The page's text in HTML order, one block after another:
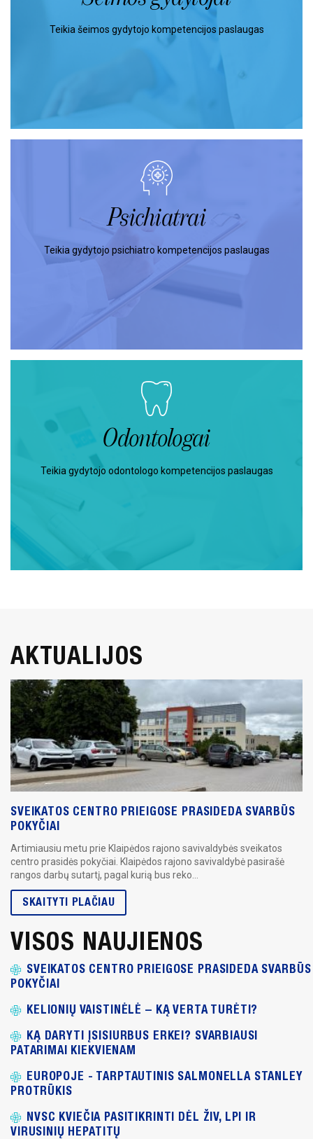
Teikia šeimos gydytojo kompetencijos paslaugas
Psichiatrai
Teikia gydytojo psichiatro kompetencijos paslaugas
Odontologai
Teikia gydytojo odontologo kompetencijos paslaugas
AKTUALIJOS
SVEIKATOS CENTRO PRIEIGOSE PRASIDEDA SVARBŪS
POKYČIAI
Artimiausiu metu prie Klaipėdos rajono savivaldybės sveikatos
centro prasidės pokyčiai. Klaipėdos rajono savivaldybė pasirašė
rangos darbų sutartį, pagal kurią bus reko...
SKAITYTI PLAČIAU
VISOS NAUJIENOS
SVEIKATOS CENTRO PRIEIGOSE PRASIDEDA SVARBŪS
POKYČIAI
KELIONIŲ VAISTINĖLĖ – KĄ VERTA TURĖTI?
KĄ DARYTI ĮSISIURBUS ERKEI? SVARBIAUSI
PATARIMAI KIEKVIENAM
EUROPOJE - TARPTAUTINIS SALMONELLA STANLEY
PROTRŪKIS
NVSC KVIEČIA PASITIKRINTI DĖL ŽIV, LPI IR
VIRUSINIŲ HEPATITŲ